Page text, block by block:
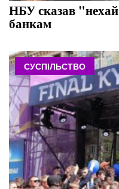
НБУ сказав
банкам
СУСПІЛЬСТВО